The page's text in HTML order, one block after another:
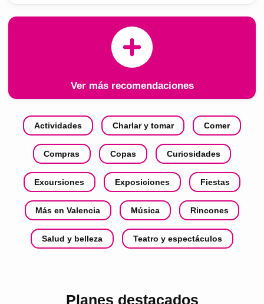
Ver más recomendaciones
Actividades Charlar y tomar Comer
Compras Copas Curiosidades
Excursiones Exposiciones Fiestas
Más en Valencia Música Rincones
Salud y belleza Teatro y espectáculos
Planes destacados